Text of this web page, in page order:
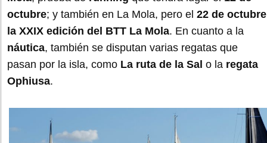
octubre; y también en La Mola, pero el 22 de octubre
la XXIX edición del BTT La Mola. En cuanto a la
náutica, también se disputan varias regatas que
pasan por la isla, como La ruta de la Sal o la regata
Ophiusa.